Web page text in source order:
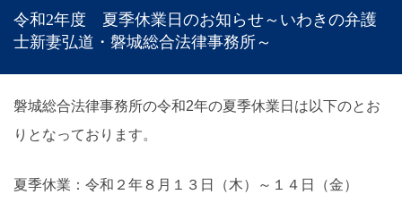
令和2年度 夏季休業日のお知らせ～いわきの弁護
士新妻弘道・磐城総合法律事務所～
磐城総合法律事務所の令和2年の夏季休業日は以下のとお
りとなっております。
夏季休業：令和２年８月１３日（木）～１４日（金）